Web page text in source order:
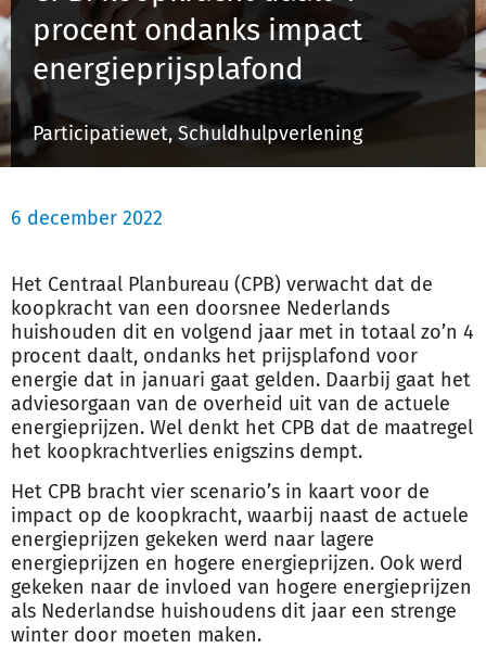
Inloggen
Registreren
procent ondanks impact
energieprijsplafond
Participatiewet, Schuldhulpverlening
6 december 2022
Het Centraal Planbureau (CPB) verwacht dat de
koopkracht van een doorsnee Nederlands
huishouden dit en volgend jaar met in totaal zo’n 4
procent daalt, ondanks het prijsplafond voor
energie dat in januari gaat gelden. Daarbij gaat het
adviesorgaan van de overheid uit van de actuele
energieprijzen. Wel denkt het CPB dat de maatregel
het koopkrachtverlies enigszins dempt.
Het CPB bracht vier scenario’s in kaart voor de
impact op de koopkracht, waarbij naast de actuele
energieprijzen gekeken werd naar lagere
energieprijzen en hogere energieprijzen. Ook werd
gekeken naar de invloed van hogere energieprijzen
als Nederlandse huishoudens dit jaar een strenge
winter door moeten maken.